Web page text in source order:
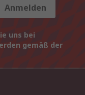
Anmelden
uns bei
gemäß der